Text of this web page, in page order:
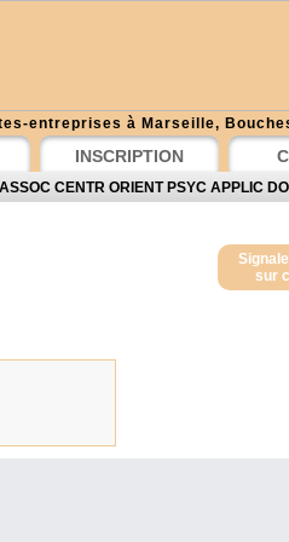
entreprises à Marseille,
INSCRIPTION
ASSOC CENTR ORIENT PSYC APPLIC
sur